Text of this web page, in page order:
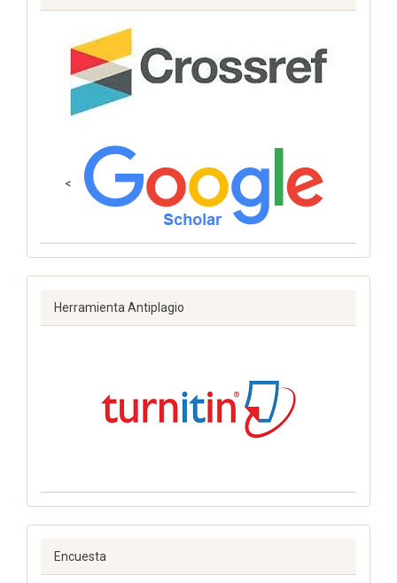
<
Herramienta Antiplagio
Encuesta